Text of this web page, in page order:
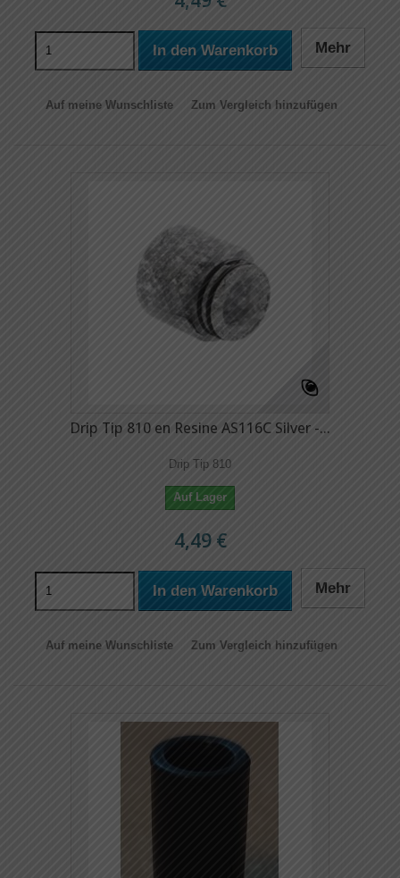
In den Warenkorb Mehr
Auf meine Wunschliste Zum Vergleich hinzufügen
Drip Tip 810 en Resine AS116C Silver -...
Drip Tip 810
Auf Lager
4,49 €
In den Warenkorb Mehr
Auf meine Wunschliste Zum Vergleich hinzufügen